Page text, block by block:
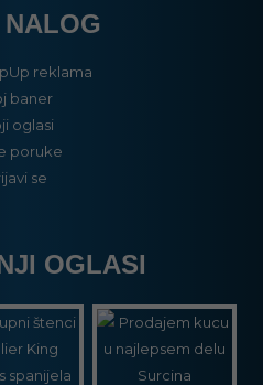
reklama
baner
oglasi
poruke
se
OGLASI